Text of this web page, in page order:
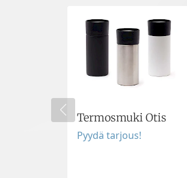
Termosmuki Otis
Pyydä tarjous!